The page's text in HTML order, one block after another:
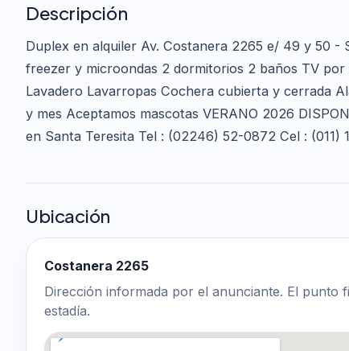
Descripción
Duplex en alquiler Av. Costanera 2265 e/ 49 y 50 -
freezer y microondas 2 dormitorios 2 baños TV
Lavadero Lavarropas Cochera cubierta y cerrada
y mes Aceptamos mascotas VERANO 2026
en Santa Teresita Tel : (02246) 52-0872 Cel : (011)
Ubicación
Costanera 2265
Dirección informada por el anunciante. El punto
estadía.